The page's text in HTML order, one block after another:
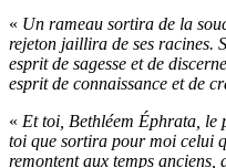
« Un rameau sortira de la
rejeton jaillira de ses racines.
esprit de sagesse et de
esprit de connaissance et de
« Et toi, Bethléem Éphrata, le
toi que sortira pour moi celui
remontent aux temps anciens,